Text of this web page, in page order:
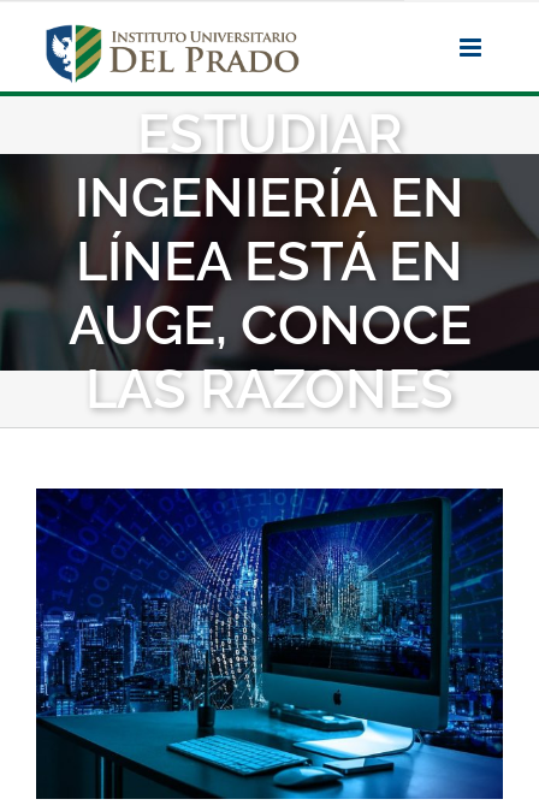
contenido
ESTUDIAR
INGENIERÍA EN
LÍNEA ESTÁ EN
AUGE, CONOCE
LAS RAZONES
Ver
imagen
más
grande